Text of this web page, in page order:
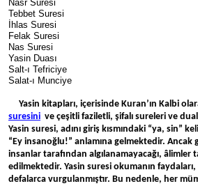
Nasr Suresi
Tebbet Suresi
İhlas Suresi
Felak Suresi
Nas Suresi
Yasin Duası
Salt-ı Tefriciye
Salat-ı Munciye
Yasin kitapları, içerisinde Kuran’ın Kalbi
suresini ve çeşitli faziletli, şifalı sureleri ve
Yasin suresi, adını giriş kısmındaki “ya, sin”
“Ey insanoğlu!” anlamına gelmektedir. Ancak
insanlar tarafından algılanamayacağı,
edilmektedir. Yasin suresi okumanın
defalarca vurgulanmıştır. Bu nedenle, her